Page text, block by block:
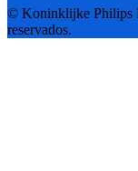
© Koninklijke Philips
reservados.